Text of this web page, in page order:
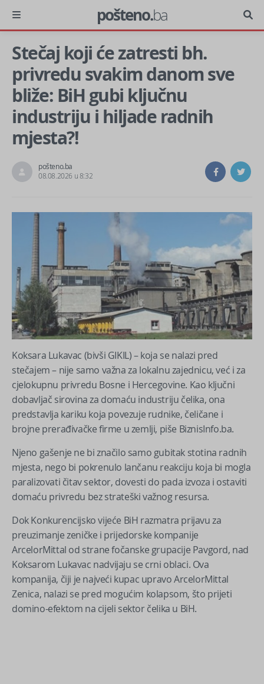
pošteno.ba
Stečaj koji će zatresti bh.
privredu svakim danom sve
bliže: BiH gubi ključnu
industriju i hiljade radnih
mjesta?!
pošteno.ba
08.08.2026 u 8:32
Koksara Lukavac (bivši GIKIL) – koja se nalazi pred
stečajem – nije samo važna za lokalnu zajednicu, već i za
cjelokupnu privredu Bosne i Hercegovine. Kao ključni
dobavljač sirovina za domaću industriju čelika, ona
predstavlja kariku koja povezuje rudnike, čeličane i
brojne prerađivačke firme u zemlji, piše BiznisInfo.ba.
Njeno gašenje ne bi značilo samo gubitak stotina radnih
mjesta, nego bi pokrenulo lančanu reakciju koja bi mogla
paralizovati čitav sektor, dovesti do pada izvoza i ostaviti
domaću privredu bez strateški važnog resursa.
Dok Konkurencijsko vijeće BiH razmatra prijavu za
preuzimanje zeničke i prijedorske kompanije
ArcelorMittal od strane fočanske grupacije Pavgord, nad
Koksarom Lukavac nadvijaju se crni oblaci. Ova
kompanija, čiji je najveći kupac upravo ArcelorMittal
Zenica, nalazi se pred mogućim kolapsom, što prijeti
domino-efektom na cijeli sektor čelika u BiH.